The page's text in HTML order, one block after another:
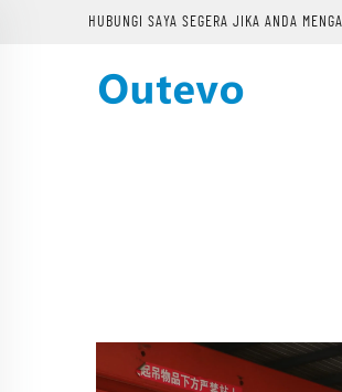
HUBUNGI SAYA SEGERA JIKA ANDA